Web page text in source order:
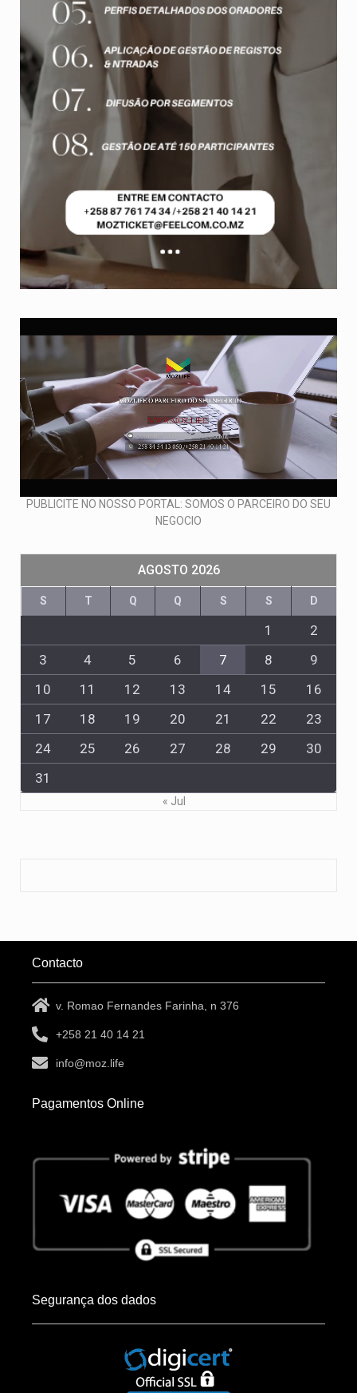
PUBLICITE NO NOSSO PORTAL: SOMOS O PARCEIRO DO SEU
NEGOCIO
AGOSTO 2026
S T Q Q S S D
1
2
3
4 5 6 7 8
9
10
11 12 13 14 15
16
17
18 19 20 21 22
23
24
25 26 27 28 29
30
31
« Jul
Contacto
v. Romao Fernandes Farinha, n 376
+258 21 40 14 21
info@moz.life
Pagamentos Online
Segurança dos dados